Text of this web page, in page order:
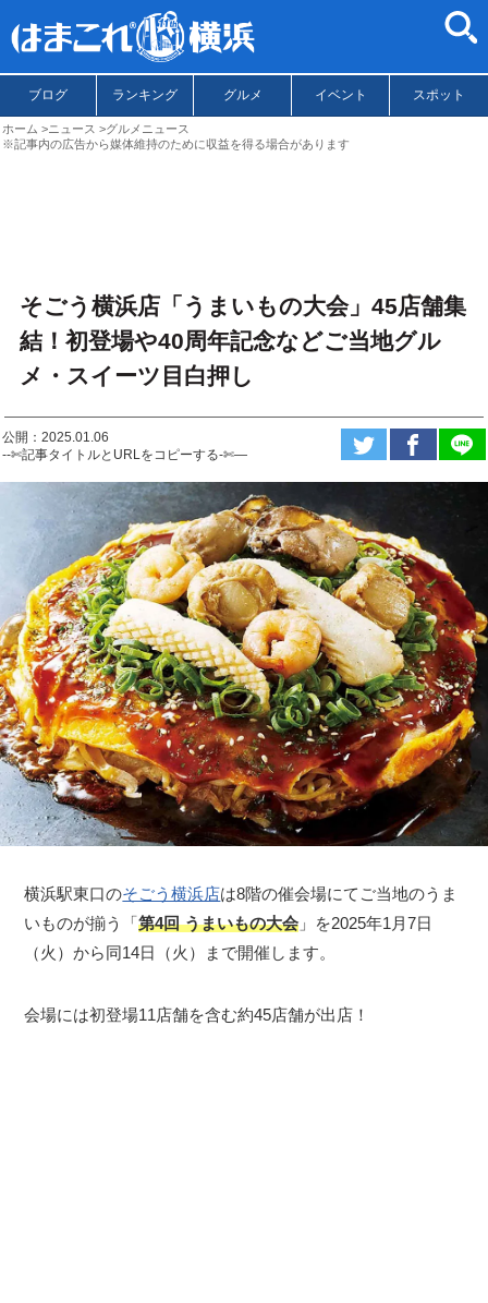
ブログ ランキング グルメ イベント スポット
ホーム ニュース
グルメニュース
※記事内の広告から媒体維持のために収益を得る場合があります
そごう横浜店「うまいもの大会」45店舗集
結！初登場や40周年記念などご当地グル
メ・スイーツ目白押し
公開：2025.01.06
--✄記事タイトルとURLをコピーする-✄—
横浜駅東口のそごう横浜店は8階の催会場にてご当地のうま
いものが揃う「第4回 うまいもの大会 」を2025年1月7日
（火）から同14日（火）まで開催します。
会場には初登場11店舗を含む約45店舗が出店！